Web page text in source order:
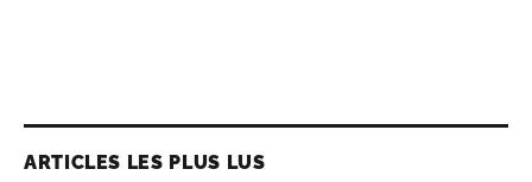
ARTICLES LES PLUS LUS